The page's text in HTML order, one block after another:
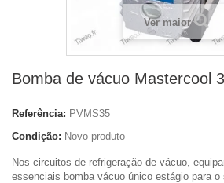
Ver maior
Bomba de vácuo Mastercool
Referência: PVMS35
Condição: Novo produto
Nos circuitos de refrigeração de vácuo,
essenciais bomba vácuo único estágio para o